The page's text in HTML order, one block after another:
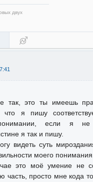
двух
так, это ты имеешь
что я пишу
если я
я так и пишу.
видеть суть
моего
это моё умение не
часть, просто мне кода